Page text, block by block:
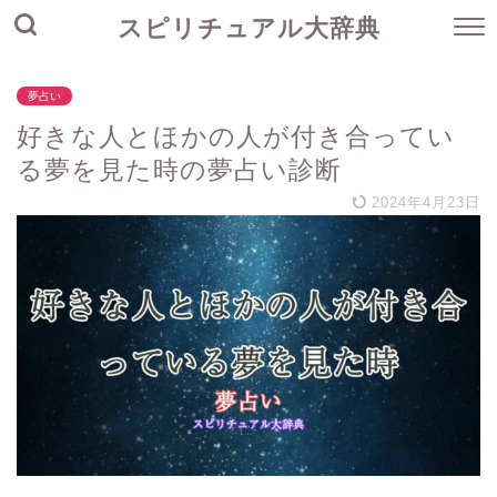
スピリチュアル大辞典
夢占い
好きな人とほかの人が付き合ってい
る夢を見た時の夢占い診断
2024年4月23日